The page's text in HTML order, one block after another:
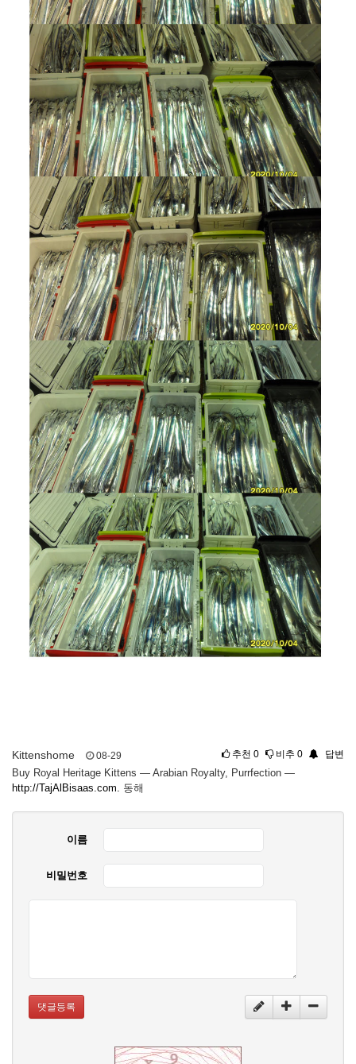
Kittenshome 08-29 추천 0 비추 0 답변
Buy Royal Heritage Kittens — Arabian Royalty, Purrfection —
http://TajAlBisaas.com.
동해
이름
비밀번호
댓글등록